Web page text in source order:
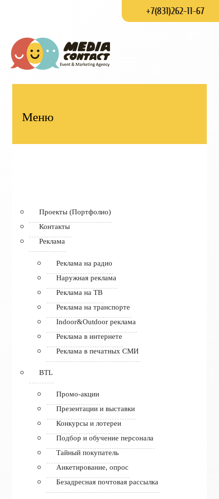
+7(831)262-11-67
Меню
Проекты (Портфолио)
Контакты
Реклама
Реклама на радио
Наружная реклама
Реклама на ТВ
Реклама на транспорте
Indoor&Outdoor реклама
Реклама в интернете
Реклама в печатных СМИ
BTL
Промо-акции
Презентации и выставки
Конкурсы и лотереи
Подбор и обучение персонала
Тайный покупатель
Анкетирование, опрос
Безадресная почтовая рассылка